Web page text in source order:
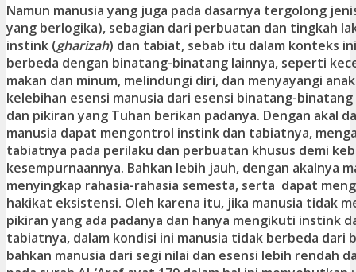
Namun manusia yang juga pada dasarnya tergolong
yang berlogika), sebagian dari perbuatan dan tingkah
instink (gharizah) dan tabiat, sebab itu dalam konteks
berbeda dengan binatang-binatang lainnya, seperti
makan dan minum, melindungi diri, dan menyayangi
kelebihan esensi manusia dari esensi binatang-binatang
dan pikiran yang Tuhan berikan padanya. Dengan akal
manusia dapat mengontrol instink dan tabiatnya,
tabiatnya pada perilaku dan perbuatan khusus demi
kesempurnaannya. Bahkan lebih jauh, dengan akalnya
menyingkap rahasia-rahasia semesta, serta dapat
hakikat eksistensi. Oleh karena itu, jika manusia tidak
pikiran yang ada padanya dan hanya mengikuti instink
tabiatnya, dalam kondisi ini manusia tidak berbeda dari
bahkan manusia dari segi nilai dan esensi lebih rendah